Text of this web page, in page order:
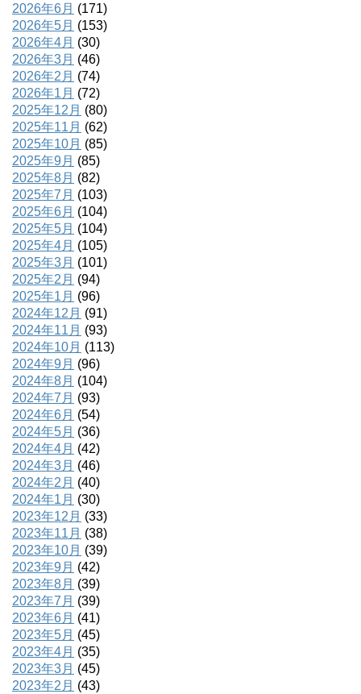
2026年6月 (171)
2026年5月 (153)
2026年4月 (30)
2026年3月 (46)
2026年2月 (74)
2026年1月 (72)
2025年12月 (80)
2025年11月 (62)
2025年10月 (85)
2025年9月 (85)
2025年8月 (82)
2025年7月 (103)
2025年6月 (104)
2025年5月 (104)
2025年4月 (105)
2025年3月 (101)
2025年2月 (94)
2025年1月 (96)
2024年12月 (91)
2024年11月 (93)
2024年10月 (113)
2024年9月 (96)
2024年8月 (104)
2024年7月 (93)
2024年6月 (54)
2024年5月 (36)
2024年4月 (42)
2024年3月 (46)
2024年2月 (40)
2024年1月 (30)
2023年12月 (33)
2023年11月 (38)
2023年10月 (39)
2023年9月 (42)
2023年8月 (39)
2023年7月 (39)
2023年6月 (41)
2023年5月 (45)
2023年4月 (35)
2023年3月 (45)
2023年2月 (43)